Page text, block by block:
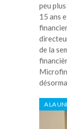
peu
15 ans
de la
A LA